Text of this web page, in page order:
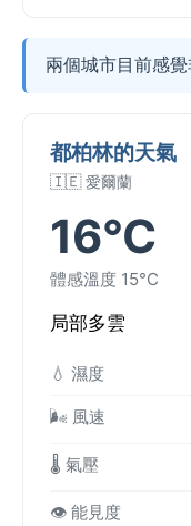
兩個城市目前感
都柏林的天氣
🇮🇪 愛爾蘭
16°C
體感溫度 15°C
局部多雲
💧 濕度
🌬️ 風速
🌡️ 氣壓
👁️ 能見度